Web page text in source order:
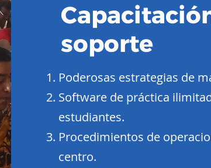
soporte
Poderosas estrategias de
Software de práctica
estudiantes.
Procedimientos de
centro.